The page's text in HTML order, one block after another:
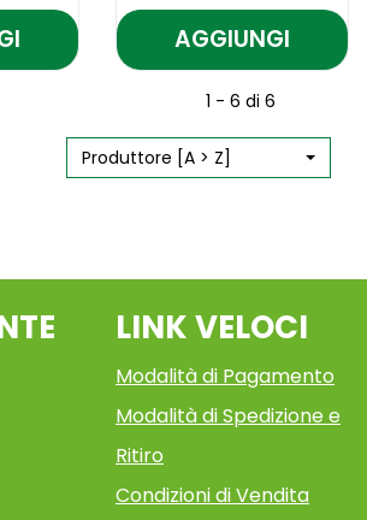
EUPH
AGGIUNGI
AGGIUNGI
ANTICELLUL
SIERO
DREN AL
CARRELLO
ANTICELLUL
wishlist
su EUPH
DREN
1 - 6 di 6
Produttore [A > Z]
LINK VELOCI
Modalità di Pagamento
Modalità di Spedizione e
Ritiro
Condizioni di Vendita